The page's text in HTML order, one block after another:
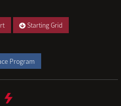
Starting Grid
Program